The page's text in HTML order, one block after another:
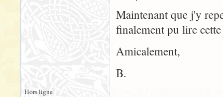
Maintenant que j'y
finalement pu lire
Amicalement,
B.
Hors ligne